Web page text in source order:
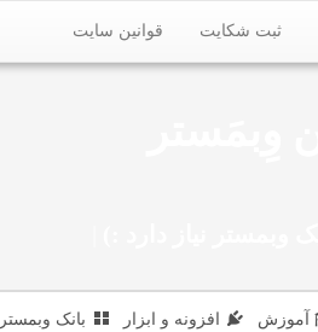
ثبت شکایت قوانین سایت
آموزش افزونه و ابزار بانک وبمستر